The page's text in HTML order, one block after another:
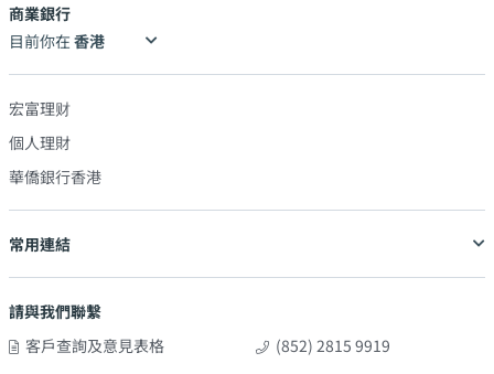
商業銀行
目前你在
宏富理财
個人理財
華僑銀行香港
常用連結
請與我們聯繫
客戶查詢及意見表格
(852) 2815 9919